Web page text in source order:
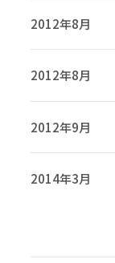
2012年8月
2012年8月
2012年9月
2014年3月